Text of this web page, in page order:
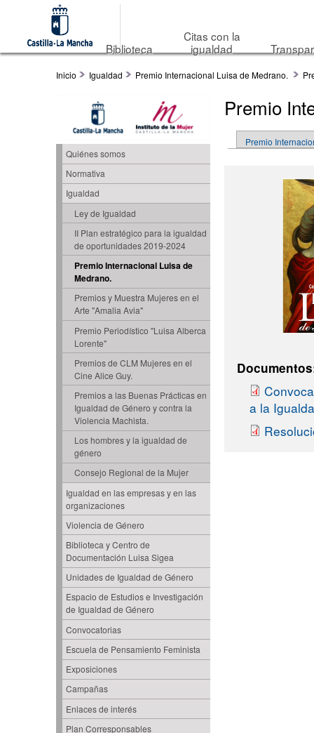
Biblioteca
Citas con la
igualdad
Inicio Igualdad Premio Internacional Luisa de Medrano.
Quiénes somos
Normativa
Igualdad
Ley de Igualdad
II Plan estratégico para la igualdad
de oportunidades 2019-2024
Premio Internacional Luisa de
Medrano.
Premios y Muestra Mujeres en el
Arte "Amalia Avia"
Premio Periodístico "Luisa Alberca
Lorente"
Premios de CLM Mujeres en el
Cine Alice Guy.
Premios a las Buenas Prácticas en
Igualdad de Género y contra la
Violencia Machista.
Los hombres y la igualdad de
género
Consejo Regional de la Mujer
Igualdad en las empresas y en las
organizaciones
Violencia de Género
Biblioteca y Centro de
Documentación Luisa Sigea
Unidades de Igualdad de Género
Espacio de Estudios e Investigación
de Igualdad de Género
Convocatorias
Escuela de Pensamiento Feminista
Exposiciones
Campañas
Enlaces de interés
Plan Corresponsables
Premio
Solapas
Premio
a la